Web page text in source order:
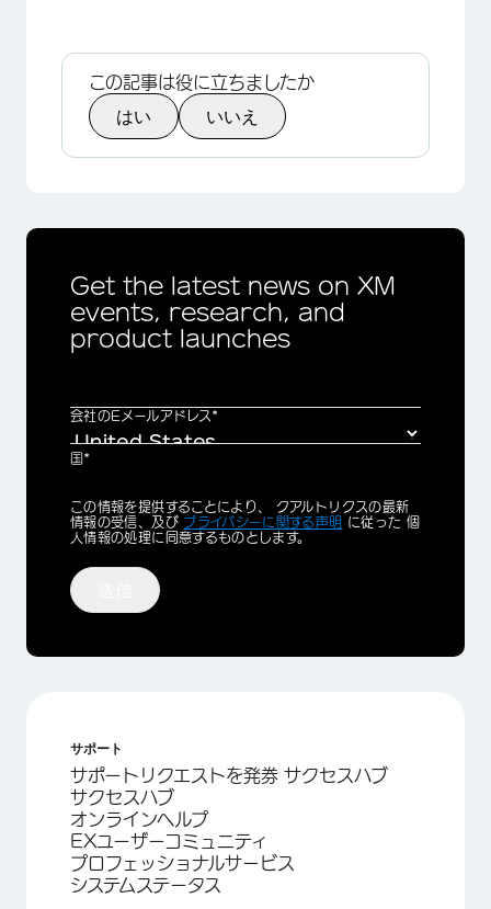
この記事は役に立ちましたか
はい いいえ
Get the latest news on XM
events, research, and
product launches
会社のEメールアドレス*
国*
Privacy
Optin
この情報を提供することにより、 クアルトリクスの最新
情報の受信、及び プライバシーに関する声明 に従った 個
人情報の処理に同意するものとします。
サポート
サポートリクエストを発券 サクセスハブ
サクセスハブ
オンラインヘルプ
EXユーザーコミュニティ
プロフェッショナルサービス
システムステータス